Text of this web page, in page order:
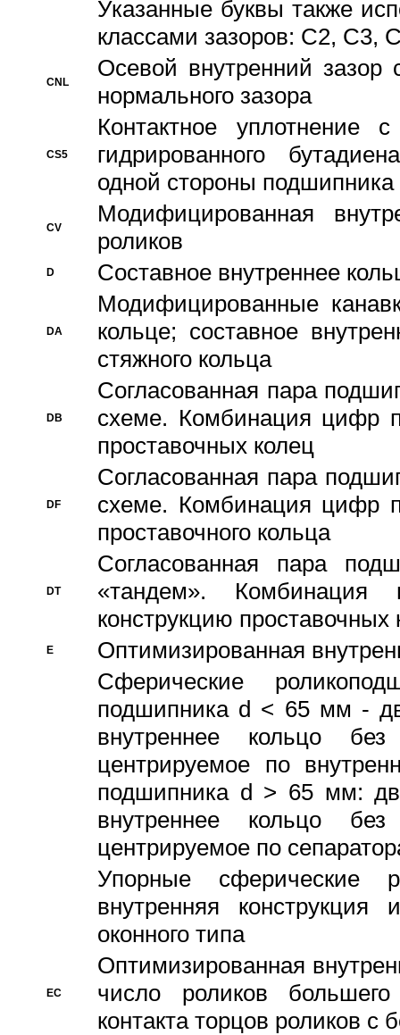
Указанные буквы также
классами зазоров: С2,
CNL
Осевой внутренний зазор
нормального зазора
CS5
Контактное уплотнение
гидрированного
одной стороны подшипника
CV
Модифицированная
роликов
D Составное внутреннее
DA
Модифицированные
кольце; составное
стяжного кольца
DB
Согласованная пара
схеме. Комбинация цифр
проставочных колец
DF
Согласованная пара
схеме. Комбинация цифр
проставочного кольца
DT
Согласованная пара
«тандем».
конструкцию проставочных
E
Оптимизированная
Сферические
подшипника d < 65 мм -
внутреннее кольцо
центрируемое по
подшипника d > 65 мм:
внутреннее кольцо
центрируемое по
Упорные сферические
внутренняя
оконного типа
EC
Oптимизированная
число роликов
контакта торцов роликов с